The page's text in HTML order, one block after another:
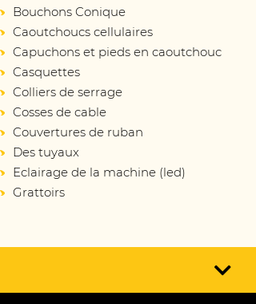
Bouchons Conique
Caoutchoucs cellulaires
Capuchons et pieds en caoutchouc
Casquettes
Colliers de serrage
Cosses de cable
Couvertures de ruban
Des tuyaux
Eclairage de la machine (led)
Grattoirs